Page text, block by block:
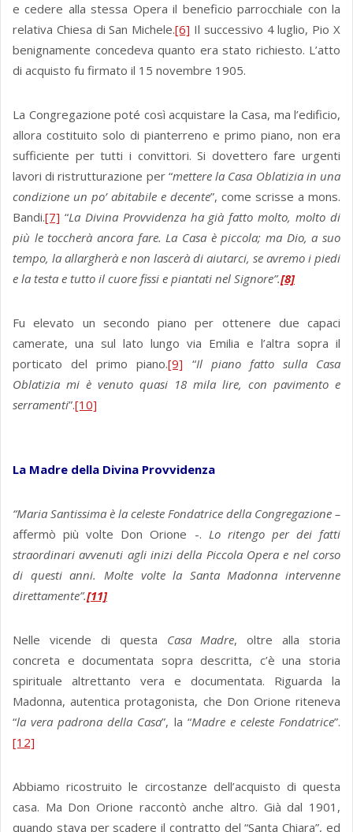
e cedere alla stessa Opera il beneficio parrocchiale con la
relativa Chiesa di San Michele.[6] Il successivo 4 luglio, Pio X
benignamente concedeva quanto era stato richiesto. L’atto
di acquisto fu firmato il 15 novembre 1905.
La Congregazione poté così acquistare la Casa, ma l’edificio,
allora costituito solo di pianterreno e primo piano, non era
sufficiente per tutti i convittori. Si dovettero fare urgenti
lavori di ristrutturazione per “mettere la Casa Oblatizia in una
condizione un po’ abitabile e decente”, come scrisse a mons.
Bandi.[7] “La Divina Provvidenza ha già fatto molto, molto di
più le toccherà ancora fare. La Casa è piccola; ma Dio, a suo
tempo, la allargherà e non lascerà di aiutarci, se avremo i piedi
e la testa e tutto il cuore fissi e piantati nel Signore”.[8]
Fu elevato un secondo piano per ottenere due capaci
camerate, una sul lato lungo via Emilia e l’altra sopra il
porticato del primo piano.[9] “Il piano fatto sulla Casa
Oblatizia mi è venuto quasi 18 mila lire, con pavimento e
serramenti”.[10]
La Madre della Divina Provvidenza
“Maria Santissima è la celeste Fondatrice della Congregazione –
affermò più volte Don Orione -. Lo ritengo per dei fatti
straordinari avvenuti agli inizi della Piccola Opera e nel corso
di questi anni. Molte volte la Santa Madonna intervenne
direttamente”.[11]
Nelle vicende di questa Casa Madre, oltre alla storia
concreta e documentata sopra descritta, c’è una storia
spirituale altrettanto vera e documentata. Riguarda la
Madonna, autentica protagonista, che Don Orione riteneva
“la vera padrona della Casa”, la “Madre e celeste Fondatrice”.
[12]
Abbiamo ricostruito le circostanze dell’acquisto di questa
casa. Ma Don Orione raccontò anche altro. Già dal 1901,
quando stava per scadere il contratto del “Santa Chiara”, ed